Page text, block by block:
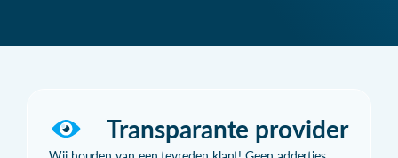
Transparante provider